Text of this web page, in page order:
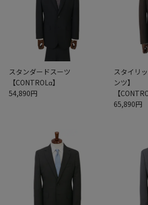
スタンダードスーツ
【CONTROLα】
54,890円
スタイリ
ンツ】
【
65,890円